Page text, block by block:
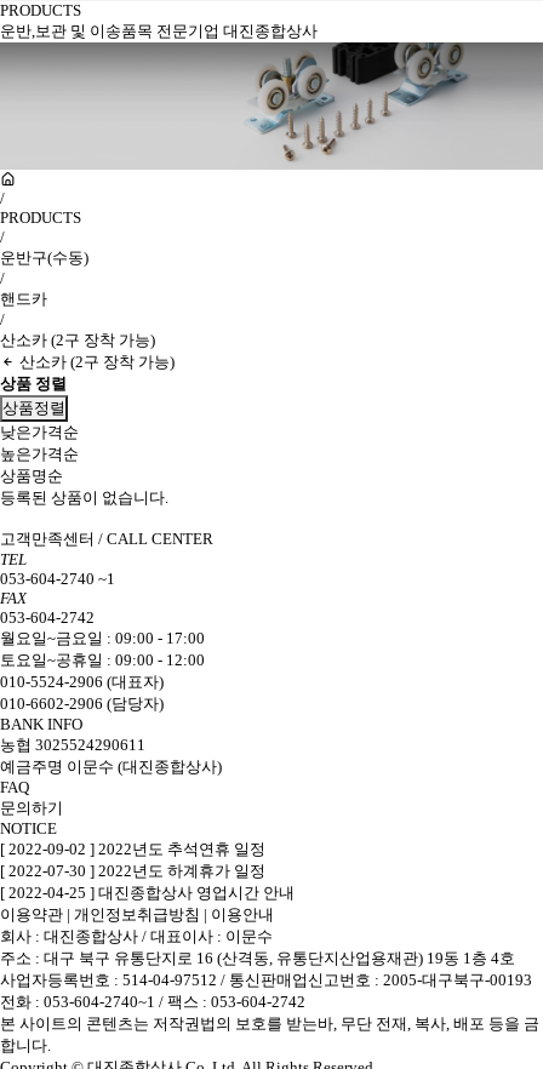
PRODUCTS
운반,보관 및 이송품목 전문기업 대진종합상사
/
PRODUCTS
/
운반구(수동)
/
핸드카
/
산소카 (2구 장착 가능)
산소카 (2구 장착 가능)
상품 정렬
상품정렬
낮은가격순
높은가격순
상품명순
등록된 상품이 없습니다.
고객만족센터 / CALL CENTER
TEL
053-604-2740 ~1
FAX
053-604-2742
월요일~금요일 : 09:00 - 17:00
토요일~공휴일 : 09:00 - 12:00
010-5524-2906 (대표자)
010-6602-2906 (담당자)
BANK INFO
농협 3025524290611
예금주명 이문수 (대진종합상사)
FAQ
문의하기
NOTICE
[ 2022-09-02 ] 2022년도 추석연휴 일정
[ 2022-07-30 ] 2022년도 하계휴가 일정
[ 2022-04-25 ] 대진종합상사 영업시간 안내
이용약관 | 개인정보취급방침 | 이용안내
회사 : 대진종합상사 / 대표이사 : 이문수
주소 : 대구 북구 유통단지로 16 (산격동, 유통단지산업용재관) 19동 1층 4호
사업자등록번호 : 514-04-97512 / 통신판매업신고번호 : 2005-대구북구-00193
전화 : 053-604-2740~1 / 팩스 : 053-604-2742
본 사이트의 콘텐츠는 저작권법의 보호를 받는바, 무단 전재, 복사, 배포 등을 금
합니다.